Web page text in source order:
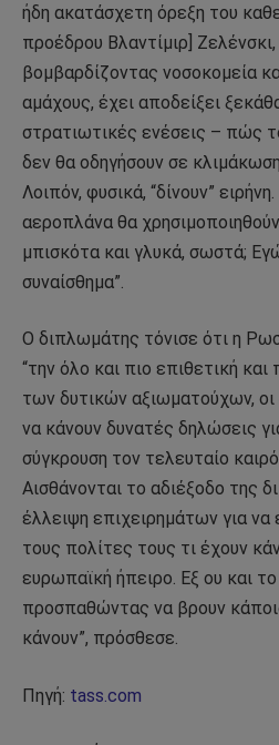
ήδη ακατάσχετη όρεξη του
προέδρου Βλαντίμιρ]
βομβαρδίζοντας νοσοκομεία
αμάχους, έχει αποδείξει
στρατιωτικές ενέσεις – πώς
δεν θα οδηγήσουν σε
Λοιπόν, φυσικά, “δίνουν”
αεροπλάνα θα
μπισκότα και γλυκά, σωστά;
συναίσθημα”.
Ο διπλωμάτης τόνισε ότι η
“την όλο και πιο επιθετική
των δυτικών αξιωματούχων, οι
να κάνουν δυνατές δηλώσεις
σύγκρουση τον τελευταίο
Αισθάνονται το αδιέξοδο της
έλλειψη επιχειρημάτων για να
τους πολίτες τους τι έχουν
ευρωπαϊκή ήπειρο. Εξ ου και
προσπαθώντας να βρουν
κάνουν”, πρόσθεσε.
Πηγή: tass.com